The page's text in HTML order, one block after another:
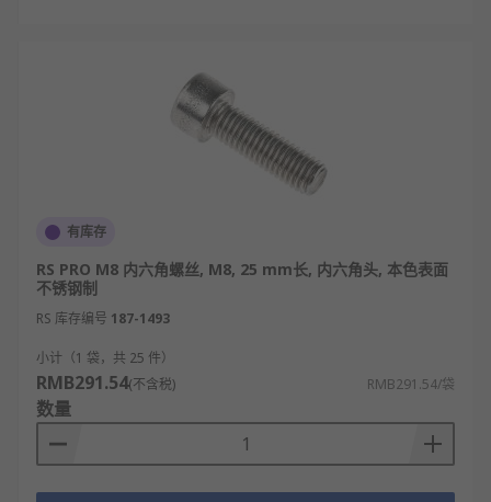
有库存
RS PRO M8 内六角螺丝, M8, 25 mm长, 内六角头, 本色表面
不锈钢制
RS 库存编号 187-1493
小计（1 袋，共 25 件）
RMB291.54(不含税) RMB291.54/袋
数量